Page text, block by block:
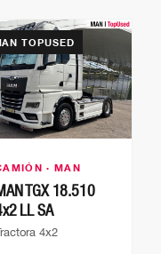
TOPUSED
· MAN
TGX 18.510
LL SA
4x2